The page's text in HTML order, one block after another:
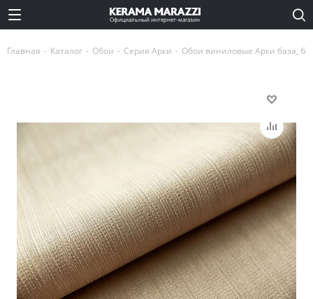
Официальный интернет-магазин
Главная - Каталог - Обои - Серия Арки - Обои виниловые Арки база,